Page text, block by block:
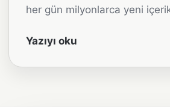
her gün milyonlarca yeni
Yazıyı oku